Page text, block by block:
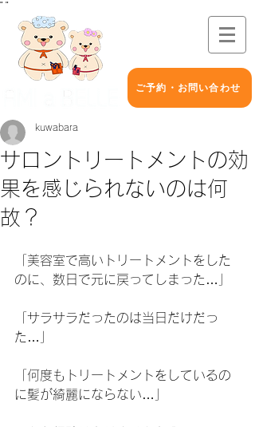
" "
ご予約・お問い合わせ
サロントリートメントの効
果を感じられないのは何
故？
kuwabara
「美容室で高いトリートメントをした
のに、数日で元に戻ってしまった…」
「サラサラだったのは当日だけだっ
た…」
「何度もトリートメントをしているの
に髪が綺麗にならない…」